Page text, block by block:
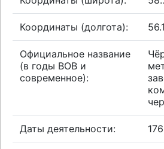
Координаты (долгота):
Официальное название
(в годы ВОВ и
современное):
Даты деятельности: